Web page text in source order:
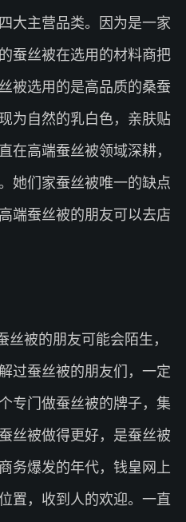
大主营品类。因为是一家
蚕丝被在选用的材料商把
被选用的是高品质的桑蚕
为自然的乳白色，亲肤贴
在高端蚕丝被领域深耕，
她们家蚕丝被唯一的缺点
端蚕丝被的朋友可以去店
被的朋友可能会陌生，
过蚕丝被的朋友们，一定
专门做蚕丝被的牌子，集
丝被做得更好，是蚕丝被
务爆发的年代，钱皇网上
置，收到人的欢迎。一直